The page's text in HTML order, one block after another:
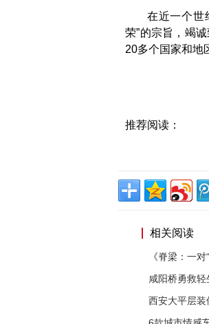
在近一个世
荣”的宗旨，竭
20多个国家和地
推荐阅读：
相关阅读
《脊梁：一
咸阳桥勇救
西安大平层装